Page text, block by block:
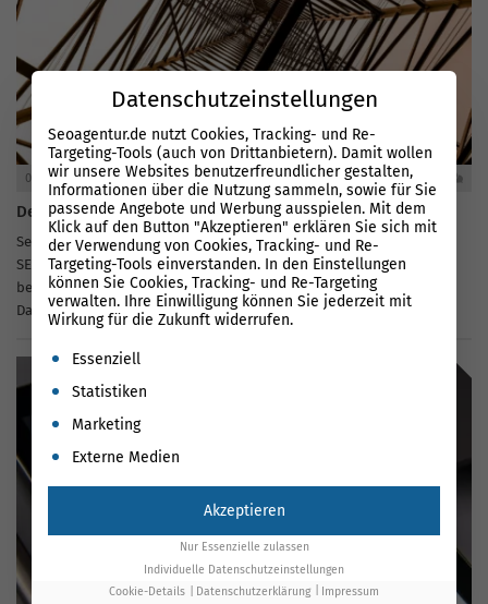
07.05.2025
Der Ultimative Guide für strukturierte Daten
Seit einigen Jahren sind strukturierte Daten unter Webmastern und
SEOs ein zum Teil kontrovers diskutiertes Thema. Nach wie vor
bestehen Meinungsverschiedenheiten darüber, was strukturierte
Daten sind, wofür sie verwendet werden und wie und wann
strukturierte Daten für SEO-Zwecke implementiert werden...
Datenschutzeinstellungen
Seoagentur.de nutzt Cookies, Tracking- und Re-
Targeting-Tools (auch von Drittanbietern). Damit wollen
wir unsere Websites benutzerfreundlicher gestalten,
Informationen über die Nutzung sammeln, sowie für Sie
passende Angebote und Werbung ausspielen. Mit dem
Klick auf den Button "Akzeptieren" erklären Sie sich mit
der Verwendung von Cookies, Tracking- und Re-
Targeting-Tools einverstanden. In den Einstellungen
können Sie Cookies, Tracking- und Re-Targeting
verwalten. Ihre Einwilligung können Sie jederzeit mit
Wirkung für die Zukunft widerrufen.
Es folgt eine Liste der Service-Gruppen, für die eine
Essenziell
Statistiken
Marketing
Externe Medien
Akzeptieren
Nur Essenzielle zulassen
Individuelle Datenschutzeinstellungen
Cookie-Details
Datenschutzerklärung Impressum